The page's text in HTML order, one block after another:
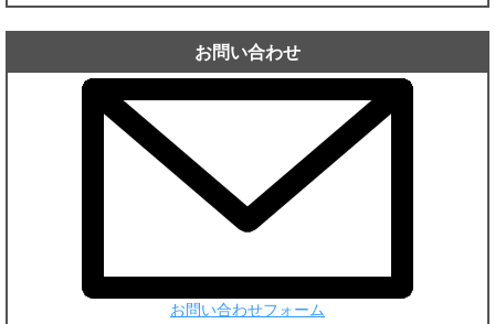
ー
カ
ブ
お問い合わせ
お問い合わせフォーム